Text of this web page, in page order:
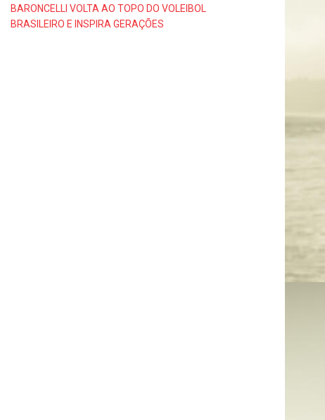
BARONCELLI VOLTA AO TOPO DO VOLEIBOL
BRASILEIRO E INSPIRA GERAÇÕES